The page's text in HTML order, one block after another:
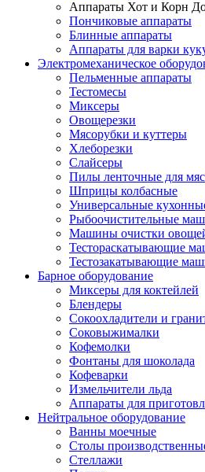
Аппараты Хот и Корн
Пончиковые аппараты
Блинные аппараты
Аппараты для варки
Электромеханическое
Пельменные аппараты
Тестомесы
Миксеры
Овощерезки
Мясорубки и куттеры
Хлеборезки
Слайсеры
Пилы ленточные для
Шприцы колбасные
Универсальные
Рыбоочистительные
Машины очистки
Тестораскатывающие
Тестозакатывающие
Барное оборудование
Миксеры для коктейлей
Блендеры
Сокоохладители и
Соковыжималки
Кофемолки
Фонтаны для шоколада
Кофеварки
Измельчители льда
Аппараты для
Нейтральное оборудование
Ванны моечные
Столы
Стеллажи